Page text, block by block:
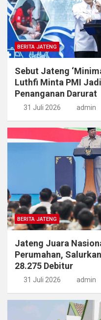
BERITA JATENG
Sebut Jateng
Luthfi Minta PMI
Penanganan Darurat
31 Juli 2026 admin
BERITA JATENG
Jateng Juara
Perumahan,
28.275 Debitur
31 Juli 2026 admin